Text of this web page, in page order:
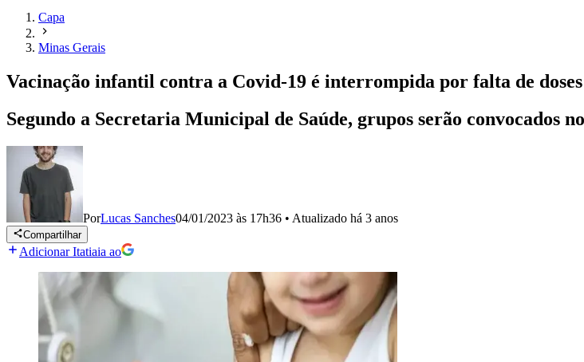
Capa
Minas Gerais
Vacinação infantil contra a Covid-19 é interrompida por falta de
Segundo a Secretaria Municipal de Saúde, grupos serão convocados
PorLucas Sanches04/01/2023 às 17h36 • Atualizado há 3 anos
Compartilhar
Adicionar Itatiaia ao